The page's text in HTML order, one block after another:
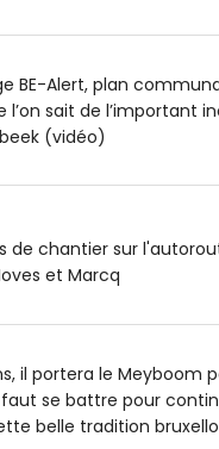
BE-Alert, plan
l’on sait de l’important
(vidéo)
de chantier sur
et Marcq
il portera le Meyboom
faut se battre pour
belle tradition